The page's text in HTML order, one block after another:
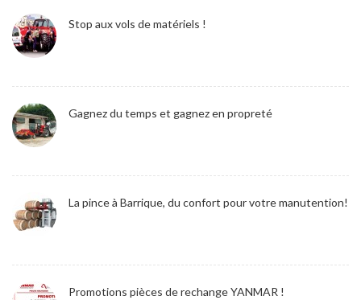
Stop aux vols de matériels !
Gagnez du temps et gagnez en propreté
La pince à Barrique, du confort pour votre manutention!
Promotions pièces de rechange YANMAR !